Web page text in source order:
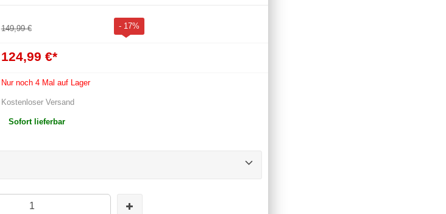
149,99 € - 17%
124,99 €*
Nur noch 4 Mal auf Lager
Kostenloser Versand
Sofort lieferbar